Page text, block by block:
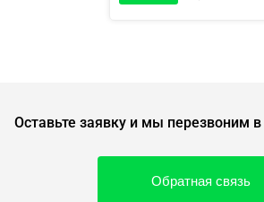
Оставьте заявку и мы перезвоним
Обратная связь